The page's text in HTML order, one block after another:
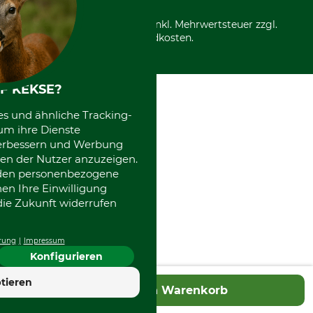
In den Warenkorb
*Alle Preise in Euro und inkl. Mehrwertsteuer zzgl.
Versandkosten.
KEKSE?
und ähnliche Tracking-
ihre Dienste
und Werbung
der Nutzer anzuzeigen.
personenbezogene
Ihre Einwilligung
Zukunft widerrufen
Impressum
Konfigurieren